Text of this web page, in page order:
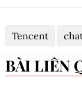
Tencent
BÀI LIÊN